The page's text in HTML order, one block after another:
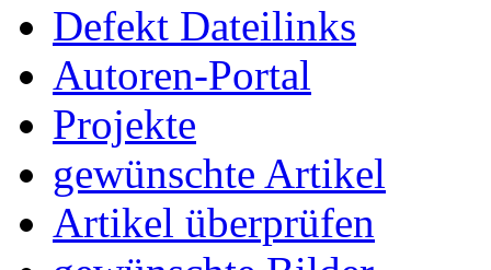
Defekt Dateilinks
Autoren-Portal
Projekte
gewünschte Artikel
Artikel überprüfen